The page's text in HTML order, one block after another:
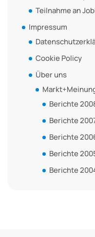
Teilnahme an
Impressum
Cookie Policy
Über uns
Berichte
Berichte
Berichte
Berichte
Berichte